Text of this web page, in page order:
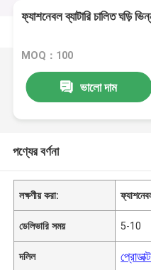
ফ্যাশনেবল ব্যাটারি চালিত ঘড়ি
MOQ：100
ভালো দাম
পণ্যের বর্ণনা
লক্ষণীয় করা:
ডেলিভারি সময় 5-10
দলিল